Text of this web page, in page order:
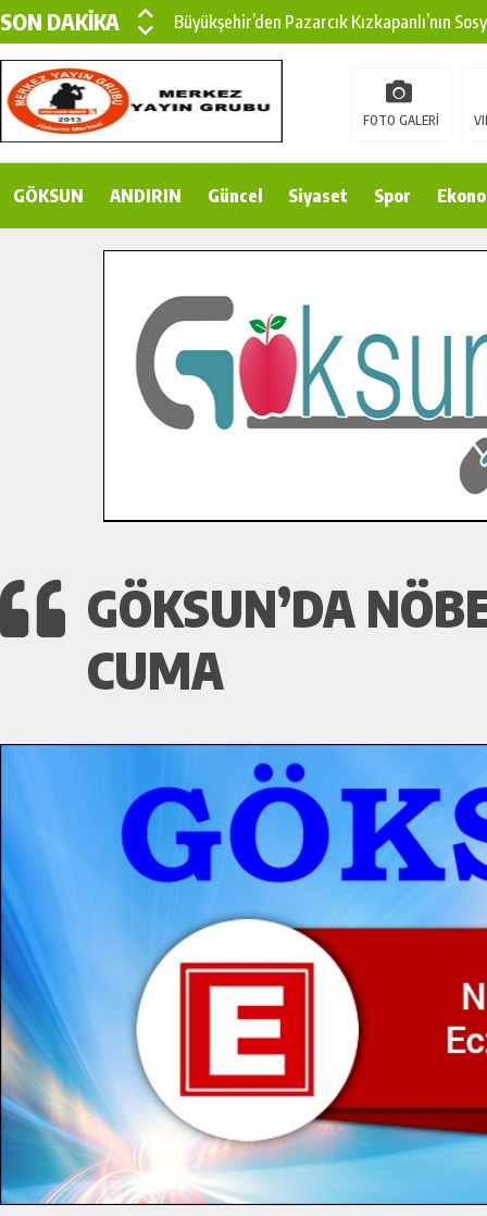
SON DAKİKA
Büyükşehir’den Pazarcık Kızkapanlı’nın
Büyükşehir’den Pazarcık Kırsalına Modern
Çin’den KSÜ’ye Uluslararası Başarı:
Gençler Pusula Maraş Kampında Yeni
İlçe Jandarma Komutanı Karakaya’dan
Bertiz’in Yeni Köprüsünde Sona Doğru.
FOTO GALERİ
GÖKSUN ANDIRIN Güncel Siyaset Spor
GÖKSUN’DA
CUMA